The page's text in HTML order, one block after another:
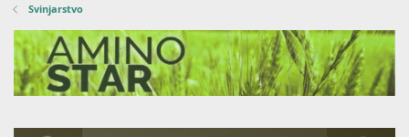
Svinjarstvo